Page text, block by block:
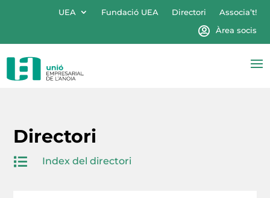
UEA Fundació UEA Directori
Associa’t!
Àrea socis
Directori
 Index del directori